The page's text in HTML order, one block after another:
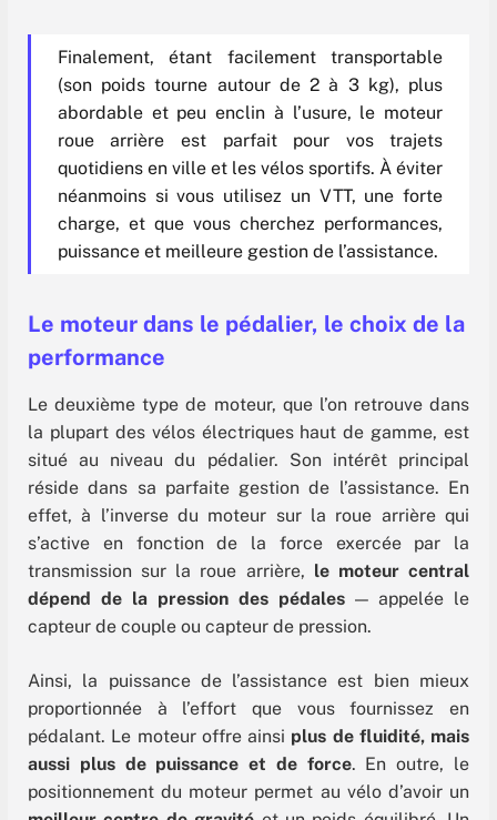
Finalement, étant facilement transportable
(son poids tourne autour de 2 à 3 kg), plus
abordable et peu enclin à l’usure, le moteur
roue arrière est parfait pour vos trajets
quotidiens en ville et les vélos sportifs. À éviter
néanmoins si vous utilisez un VTT, une forte
charge, et que vous cherchez performances,
puissance et meilleure gestion de l’assistance.
Le moteur dans le pédalier, le choix de la
performance
Le deuxième type de moteur, que l’on retrouve dans
la plupart des vélos électriques haut de gamme, est
situé au niveau du pédalier. Son intérêt principal
réside dans sa parfaite gestion de l’assistance. En
effet, à l’inverse du moteur sur la roue arrière qui
s’active en fonction de la force exercée par la
transmission sur la roue arrière, le moteur central
dépend de la pression des pédales — appelée le
capteur de couple ou capteur de pression.
Ainsi, la puissance de l’assistance est bien mieux
proportionnée à l’effort que vous fournissez en
pédalant. Le moteur offre ainsi plus de fluidité, mais
aussi plus de puissance et de force. En outre, le
positionnement du moteur permet au vélo d’avoir un